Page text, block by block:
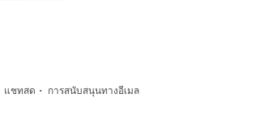
แชทสด · การสนับสนุนทางอีเมล